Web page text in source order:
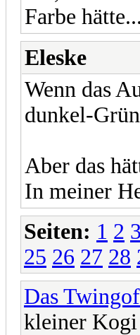
Farbe
Eleske
Wenn das
dunkel-
Aber das
In meiner
Seiten: 1 2 3
25 26 27 28
Das
kleiner Kogi